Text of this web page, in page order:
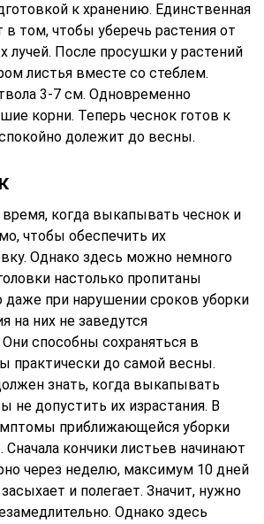
к хранению. Единственная
в том, чтобы уберечь растения от
лучей. После просушки у растений
листья вместе со стеблем.
3-7 см. Одновременно
корни. Теперь чеснок готов к
долежит до весны.
когда выкапывать чеснок и
чтобы обеспечить их
Однако здесь можно немного
настолько пропитаны
даже при нарушении сроков уборки
на них не заведутся
способны сохраняться в
практически до самой весны.
знать, когда выкапывать
не допустить их израстания. В
приближающейся уборки
Сначала кончики листьев начинают
через неделю, максимум 10 дней
и полегает. Значит, нужно
Однако здесь